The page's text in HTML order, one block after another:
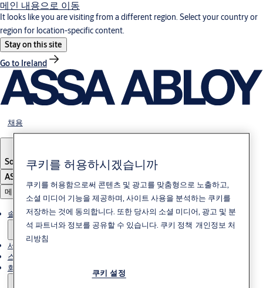
메인 내용으로 이동
It looks like you are visiting from a different region. Select your country or
region for location-specific content.
Stay on this site
Go to Ireland
채용
South Korea ·한국어
ASSA ABLOY Group
메뉴
솔루션
서비스
스토리
회사소개
쿠키를 허용하시겠습니까
쿠키를 허용함으로써 콘텐츠 및 광고를 맞춤형으로 노출하고,
소셜 미디어 기능을 제공하며, 사이트 사용을 분석하는 쿠키를
저장하는 것에 동의합니다. 또한 당사의 소셜 미디어, 광고 및 분
석 파트너와 정보를 공유할 수 있습니다. 쿠키 정책 개인정보 처
리방침
쿠키 설정